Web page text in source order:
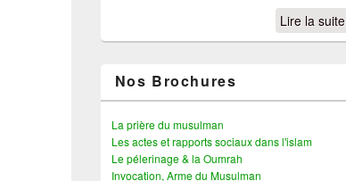
Lire la suite
Nos Brochures
La prière du musulman
Les actes et rapports sociaux dans l'islam
Le pélerinage & la Oumrah
Invocation, Arme du Musulman